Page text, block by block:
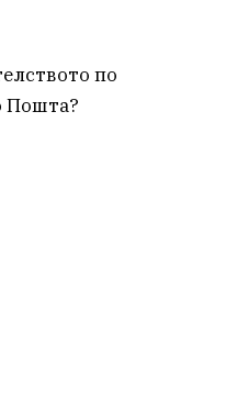
по
Пошта?